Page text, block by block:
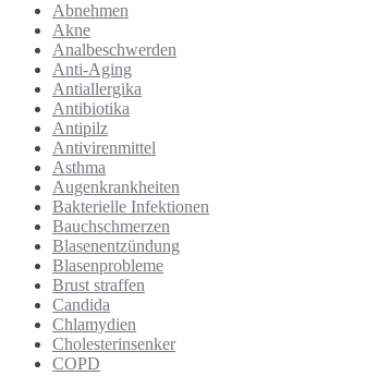
Abnehmen
Akne
Analbeschwerden
Anti-Aging
Antiallergika
Antibiotika
Antipilz
Antivirenmittel
Asthma
Augenkrankheiten
Bakterielle Infektionen
Bauchschmerzen
Blasenentzündung
Blasenprobleme
Brust straffen
Candida
Chlamydien
Cholesterinsenker
COPD